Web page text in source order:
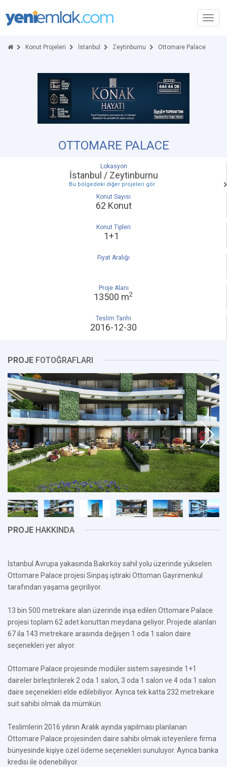
Konut Projeleri İstanbul Zeytinburnu Ottomare Palace
OTTOMARE PALACE
Lokasyon
İstanbul / Zeytinburnu
Bu bölgedeki diğer projeleri gör
Konut Sayısı
62 Konut
Konut Tipleri
1+1
Fiyat Aralığı
Proje Alanı
13500 m2
Teslim Tarihi
2016-12-30
PROJE FOTOĞRAFLARI
PROJE HAKKINDA
İstanbul Avrupa yakasında Bakırköy sahil yolu üzerinde yükselen
Ottomare Palace projesi Sinpaş iştiraki Ottoman Gayrimenkul
tarafından yaşama geçiriliyor.
13 bin 500 metrekare alan üzerinde inşa edilen Ottomare Palace
projesi toplam 62 adet konuttan meydana geliyor. Projede alanları
67 ila 143 metrekare arasında değişen 1 oda 1 salon daire
seçenekleri yer alıyor.
Ottomare Palace projesinde modüler sistem sayesinde 1+1
daireler birleştirilerek 2 oda 1 salon, 3 oda 1 salon ve 4 oda 1 salon
daire seçenekleri elde edilebiliyor. Ayrıca tek katta 232 metrekare
suit sahibi olmak da mümkün.
Teslimlerin 2016 yılının Aralık ayında yapılması planlanan
Ottomare Palace projesinden daire sahibi olmak isteyenlere firma
bünyesinde kişiye özel ödeme seçenekleri sunuluyor. Ayrıca banka
kredisi ile ödenebiliyor.